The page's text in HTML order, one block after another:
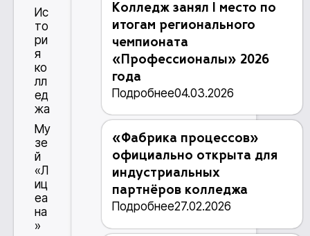
Ис
то
ри
я
ко
лл
ед
жа
Му
зе
й
«Л
иц
еа
на
»
Колледж занял I место по
итогам регионального
чемпионата
«Профессионалы» 2026
года
Подробнее04.03.2026
«Фабрика процессов»
официально открыта для
индустриальных
партнёров колледжа
Подробнее27.02.2026